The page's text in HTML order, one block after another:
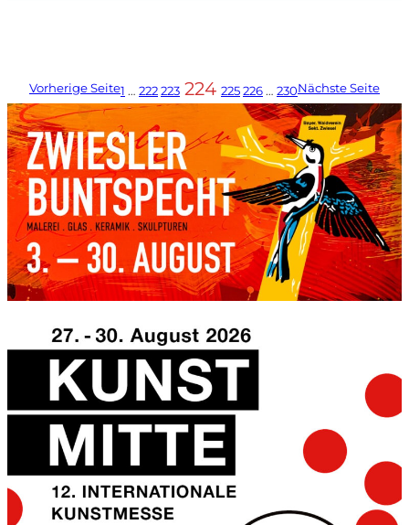
Vorherige Seite1 … 222223 224 225226 … 230Nächste Seite